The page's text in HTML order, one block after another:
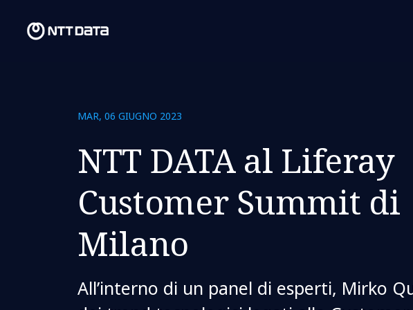
MAR, 06 GIUGNO 2023
NTT DATA al Liferay
Customer Summit di
Milano
All’interno di un panel di esperti, Mirko